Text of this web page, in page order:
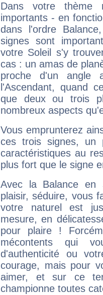
Dans votre thème
importants - en
dans l'ordre
signes sont
votre Soleil s'y
cas : un amas de
proche d'un
l'Ascendant, quand
que deux ou trois
nombreux aspects
Vous emprunterez
ces trois signes, un
caractéristiques au
plus fort que le signe
Avec la Balance en
plaisir, séduire, vous
votre naturel est
mesure, en
pour plaire !
mécontents qui
d'authenticité ou
courage, mais pour
aimer, et sur ce
championne toutes